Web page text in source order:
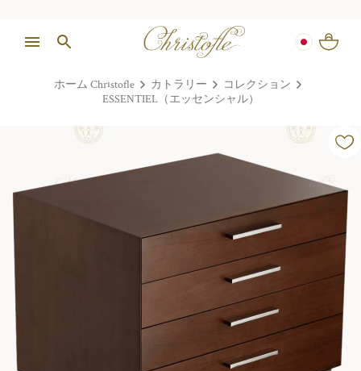
ホーム Christofle カトラリー
コレクション
ESSENTIEL（エッセンシャル）